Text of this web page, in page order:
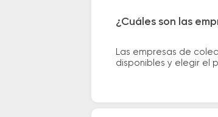
¿Cuáles son las
Las empresas de
disponibles y elegir el